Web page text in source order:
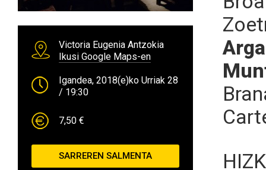
Victoria Eugenia Antzokia
Ikusi Google Maps-en
Igandea, 2018(e)ko Urriak 28
/ 19:30
7,50 €
SARREREN SALMENTA